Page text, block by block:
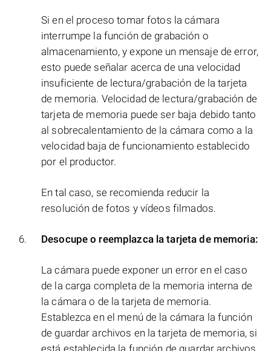
Si en el proceso tomar fotos la cámara
interrumpe la función de grabación o
almacenamiento, y expone un mensaje de error,
esto puede señalar acerca de una velocidad
insuficiente de lectura/grabación de la tarjeta
de memoria. Velocidad de lectura/grabación de
tarjeta de memoria puede ser baja debido tanto
al sobrecalentamiento de la cámara como a la
velocidad baja de funcionamiento establecido
por el productor.
En tal caso, se recomienda reducir la
resolución de fotos y vídeos filmados.
Desocupe o reemplazca la tarjeta de memoria:
La cámara puede exponer un error en el caso
de la carga completa de la memoria interna de
la cámara o de la tarjeta de memoria.
Establezca en el menú de la cámara la función
de guardar archivos en la tarjeta de memoria, si